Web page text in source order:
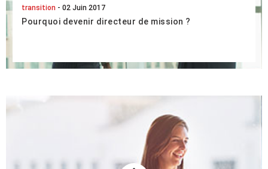
transition - 02 Juin 2017
Pourquoi devenir directeur de mission ?
challenge du Directeur de mission pour aug...